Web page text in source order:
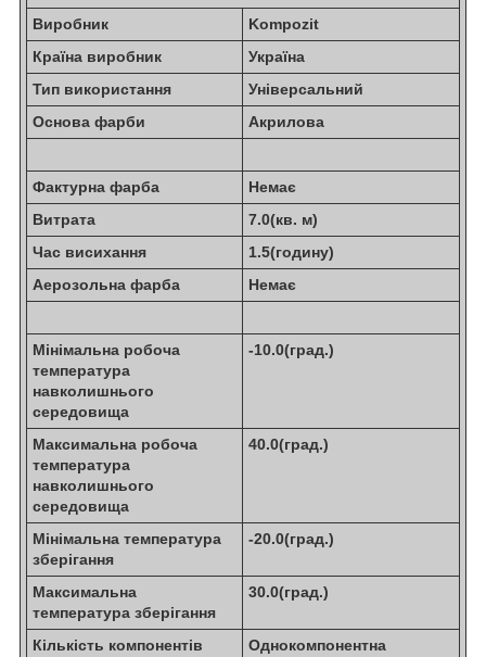
Виробник
Kompozit
Країна виробник
Україна
Тип використання
Універсальний
Основа фарби
Акрилова
Фактурна фарба
Немає
Витрата
7.0(кв. м)
Час висихання
1.5(годину)
Аерозольна фарба
Немає
Мінімальна робоча
температура
навколишнього
середовища
-10.0(град.)
Максимальна робоча
температура
навколишнього
середовища
40.0(град.)
Мінімальна температура
зберігання
-20.0(град.)
Максимальна
температура зберігання
30.0(град.)
Кількість компонентів
Однокомпонентна